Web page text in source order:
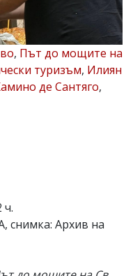
, Път до мощите на
туризъм, Илиян
де Сантяго,
ч.
снимка: Архив на